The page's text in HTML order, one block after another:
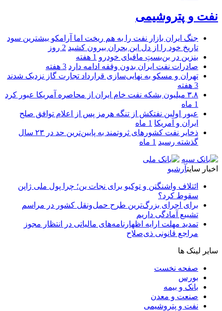
نفت و پتروشیمی
جنگ ایران بازار نفت را به هم ریخت اما آرامکو بیشترین سود
تاریخ خود را از دل این بحران بیرون کشید 2 روز
بنزین در بن‌بستِ مافیای خودرو 1 هفته
صادرات نفت ایران بدون وقفه ادامه دارد 3 هفته
تهران و مسکو به نهایی‌سازی قرارداد تجارت گاز نزدیک شدند
3 هفته
۳.۸ میلیون بشکه نفت خام ایران از محاصره آمریکا عبور کرد
1 ماه
عبور اولین نفتکش از تنگه هرمز پس از اعلام توافق صلح
ایران و آمریکا 1 ماه
ذخایر نفت کشورهای ثروتمند به پایین‌ترین حد در ۲۳ سال
گذشته رسید 1 ماه
اخبار سایتآرشیو
ائتلاف واشنگتن و توکیو برای نجات ین؛ چرا پول ملی ژاپن
سقوط کرد؟
برای اجرای بزرگ‌ترین طرح حمل‌ونقل کشور در مراسم
تشییع آمادگی داریم
تمدید مهلت ارایه اظهارنامه‌های مالیاتی در انتظار مجوز
مراجع قانونی ذی‌‏صلاح
سایر لینک ها
صفحه نخست
بورس
بانک و بیمه
صنعت و معدن
نفت و پتروشیمی